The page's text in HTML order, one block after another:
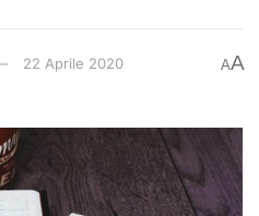
22 Aprile 2020 AA